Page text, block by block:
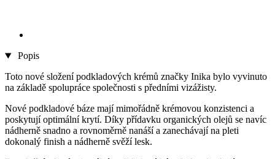
Popis
Toto nové složení podkladových krémů značky Inika bylo vyvinuto
na základě spolupráce společnosti s předními vizážisty.
Nové podkladové báze mají mimořádně krémovou konzistenci a
poskytují optimální krytí. Díky přídavku organických olejů se navíc
nádherně snadno a rovnoměrně nanáší a zanechávají na pleti
dokonalý finish a nádherně svěží lesk.